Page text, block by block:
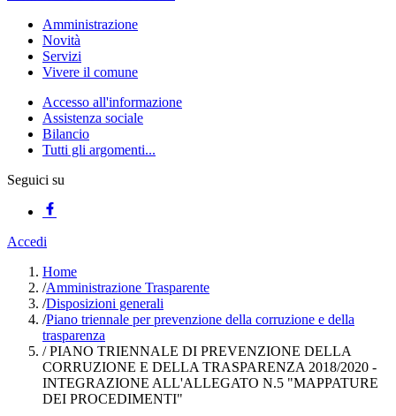
Amministrazione
Novità
Servizi
Vivere il comune
Accesso all'informazione
Assistenza sociale
Bilancio
Tutti gli argomenti...
Seguici su
Accedi
Home
/Amministrazione Trasparente
/Disposizioni generali
/Piano triennale per prevenzione della corruzione e della
trasparenza
/PIANO TRIENNALE DI PREVENZIONE DELLA
CORRUZIONE E DELLA TRASPARENZA 2018/2020 -
INTEGRAZIONE ALL'ALLEGATO N.5 "MAPPATURE
DEI PROCEDIMENTI"